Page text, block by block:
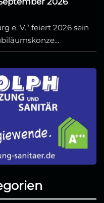
e. V.“ feiert 2026 sein